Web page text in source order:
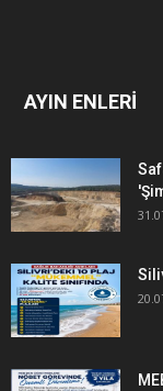
AYIN ENLERİ